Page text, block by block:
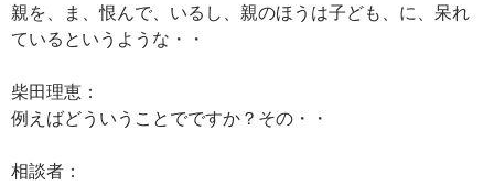
親を、ま、恨んで、いるし、親のほうは子ども、に、呆れ
ているというような・・
柴田理恵：
例えばどういうことでですか？その・・
相談者：